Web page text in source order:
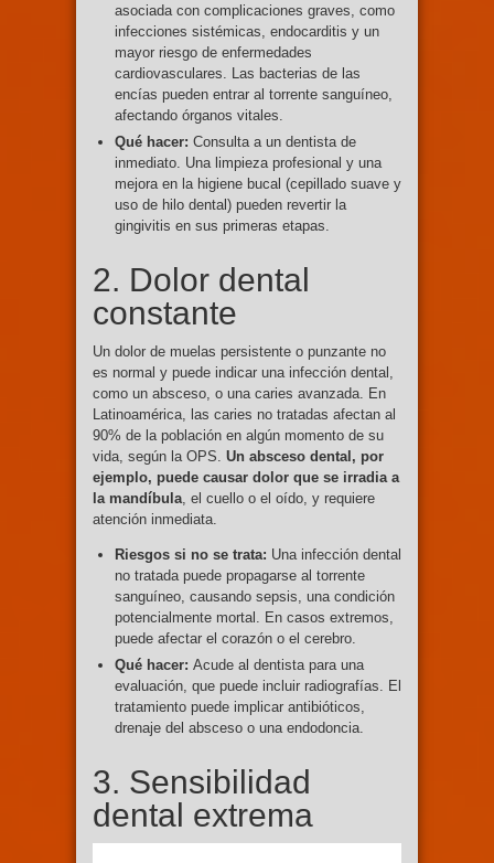
asociada con complicaciones graves, como
infecciones sistémicas, endocarditis y un
mayor riesgo de enfermedades
cardiovasculares. Las bacterias de las
encías pueden entrar al torrente sanguíneo,
afectando órganos vitales.
Qué hacer: Consulta a un dentista de
inmediato. Una limpieza profesional y una
mejora en la higiene bucal (cepillado suave y
uso de hilo dental) pueden revertir la
gingivitis en sus primeras etapas.
2. Dolor dental
constante
Un dolor de muelas persistente o punzante no
es normal y puede indicar una infección dental,
como un absceso, o una caries avanzada. En
Latinoamérica, las caries no tratadas afectan al
90% de la población en algún momento de su
vida, según la OPS. Un absceso dental, por
ejemplo, puede causar dolor que se irradia a
la mandíbula , el cuello o el oído, y requiere
atención inmediata.
Riesgos si no se trata: Una infección dental
no tratada puede propagarse al torrente
sanguíneo, causando sepsis, una condición
potencialmente mortal. En casos extremos,
puede afectar el corazón o el cerebro.
Qué hacer: Acude al dentista para una
evaluación, que puede incluir radiografías. El
tratamiento puede implicar antibióticos,
drenaje del absceso o una endodoncia.
3. Sensibilidad
dental extrema